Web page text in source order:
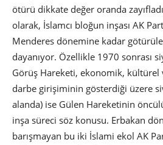
ötürü dikkate değer oranda
olarak, İslamcı bloğun inşası AK
Menderes dönemine kadar
dayanıyor. Özellikle 1970 sonrası
Görüş Hareketi, ekonomik, kültürel
darbe girişiminin gösterdiği üzere
alanda) ise Gülen Hareketinin
inşa süreci söz konusu. Erbakan
barışmayan bu iki İslami ekol AK